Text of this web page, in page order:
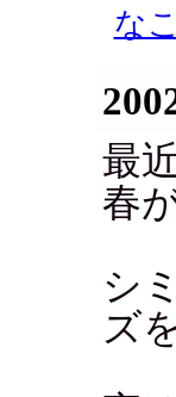
なこ
最
春
シ
ズ